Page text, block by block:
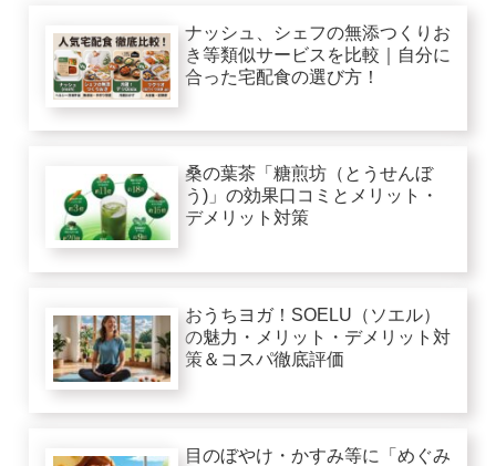
ナッシュ、シェフの無添つくりお
き等類似サービスを比較｜自分に
合った宅配食の選び方！
桑の葉茶「糖煎坊（とうせんぼ
う)」の効果口コミとメリット・
デメリット対策
おうちヨガ！SOELU（ソエル）
の魅力・メリット・デメリット対
策＆コスパ徹底評価
目のぼやけ・かすみ等に「めぐみ